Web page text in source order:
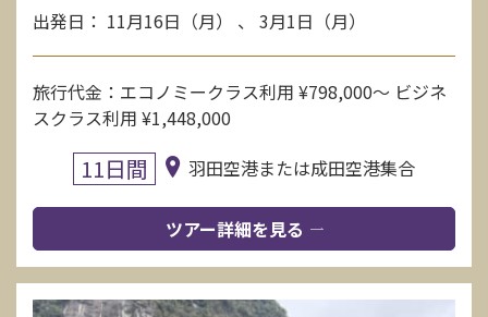
出発日： 11月16日（月） 、 3月1日（月）
旅行代金：エコノミークラス利用 ¥798,000〜 ビジネ
スクラス利用 ¥1,448,000
11日間 羽田空港または成田空港集合
ツアー詳細を見る